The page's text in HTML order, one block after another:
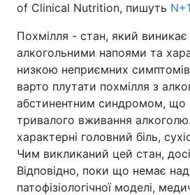
of Clinical Nutrition, пишуть N+1
Похмілля - стан, який виникає
алкогольними напоями та
низкою неприємних
варто плутати похмілля з
абстинентним синдромом, що
тривалого вживання
характерні головний біль,
Чим викликаний цей стан,
Відповідно, поки що немає
патофізіологічної моделі,